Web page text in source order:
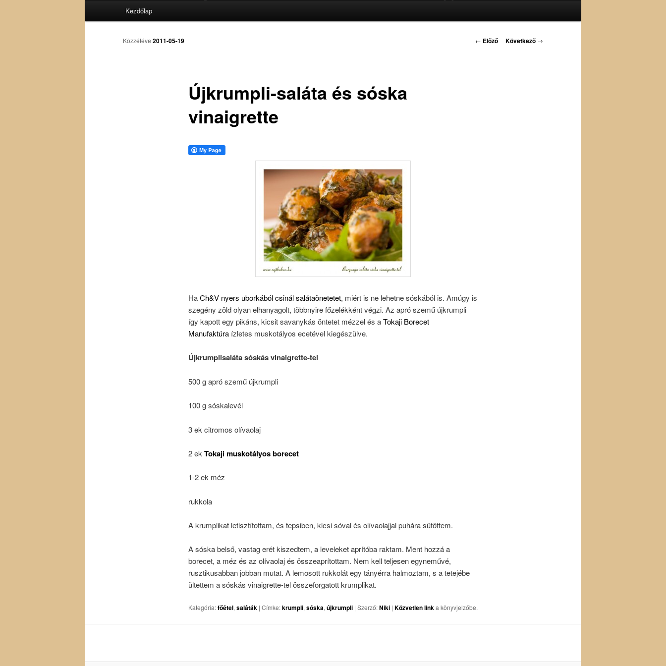
Kezdőlap
Bejegyzés
← Előző Következő →
Újkrumpli-saláta és sóska
vinaigrette
Közzétéve 2011-05-19
HaCh&V nyers uborkából csinál salátaönetetet, miért is ne lehetne sóskából is. Amúgy is
szegény zöld olyan elhanyagolt, többnyire főzelékként végzi. Az apró szemű újkrumpli
így kapott egy pikáns, kicsit savanykás öntetet mézzel és aTokaji Borecet
Manufaktúraízletes muskotályos ecetével kiegészülve.
Újkrumplisaláta sóskás vinaigrette-tel
500 g apró szemű újkrumpli
100 g sóskalevél
3 ek citromos olívaolaj
2 ek Tokaji muskotályos borecet
1-2 ek méz
rukkola
A krumplikat letisztítottam, és tepsiben, kicsi sóval és olívaolajjal puhára sütöttem.
A sóska belső, vastag erét kiszedtem, a leveleket aprítóba raktam. Ment hozzá a
borecet, a méz és az olívaolaj és összeaprítottam. Nem kell teljesen egyneművé,
rusztikusabban jobban mutat. A lemosott rukkolát egy tányérra halmoztam, s a tetejébe
ültettem a sóskás vinaigrette-tel összeforgatott krumplikat.
Kategória:főétel, saláták| Címke:krumpli, sóska, újkrumpli| Szerző:Niki| Közvetlen linka könyvjelzőbe.